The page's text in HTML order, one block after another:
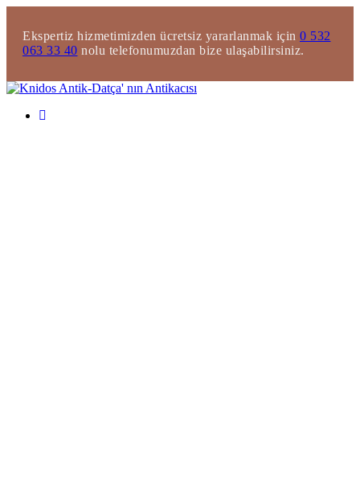
Ekspertiz hizmetimizden ücretsiz yararlanmak için 0 532
063 33 40 nolu telefonumuzdan bize ulaşabilirsiniz.